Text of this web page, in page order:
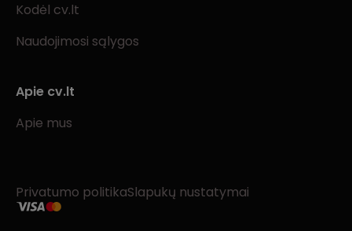
Kodėl cv.lt
Naudojimosi sąlygos
Apie cv.lt
Apie mus
Privatumo politikaSlapukų nustatymai